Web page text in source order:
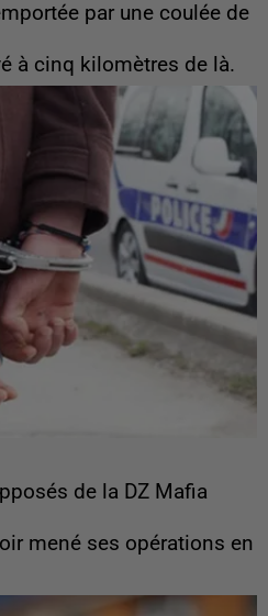
par une coulée de
à cinq kilomètres de là.
de la DZ Mafia
mené ses opérations en